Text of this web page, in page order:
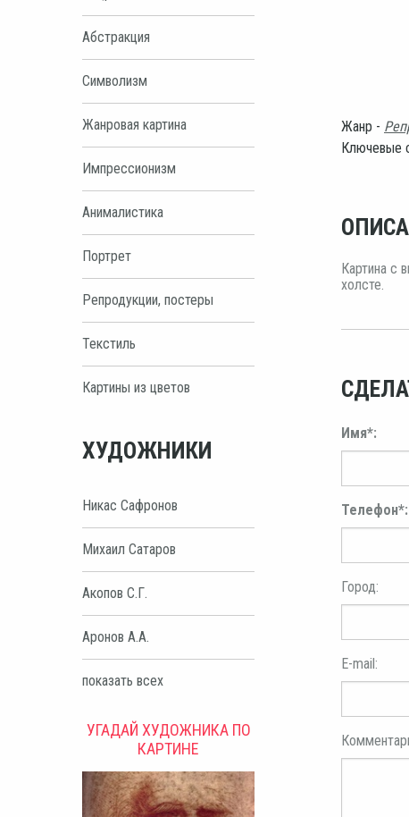
Абстракция
Символизм
Жанровая картина
Импрессионизм
Анималистика
Портрет
Репродукции, постеры
Текстиль
Картины из цветов
ХУДОЖНИКИ
Никас Сафронов
Михаил Сатаров
Акопов С.Г.
Аронов А.А.
показать всех
УГАДАЙ ХУДОЖНИКА ПО
КАРТИНЕ
Жанр -
Ключевые
Картина с
холсте.
Имя*:
Телефон*:
Город:
E-mail: